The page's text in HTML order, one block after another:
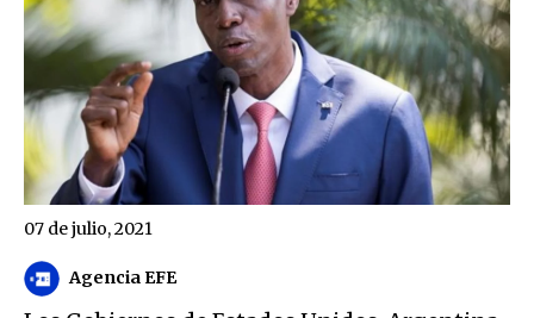
Agencia EFE
07 de julio, 2021